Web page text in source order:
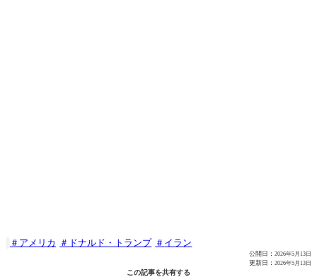
アメリカ ドナルド・トランプ イラン
公開日： 2026年5月13日
更新日： 2026年5月13日
この記事を共有する